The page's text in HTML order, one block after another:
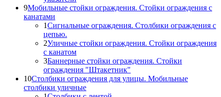
9Мобильные стойки ограждения. Стойки ограждения с
канатами
1Сигнальные ограждения. Столбики ограждения с
цепью.
2Уличные стойки ограждения. Стойки ограждения
с канатом
3Баннерные стойки ограждения. Стойки
ограждения "Штакетник"
10Столбики ограждения для улицы. Мобильные
столбики уличные